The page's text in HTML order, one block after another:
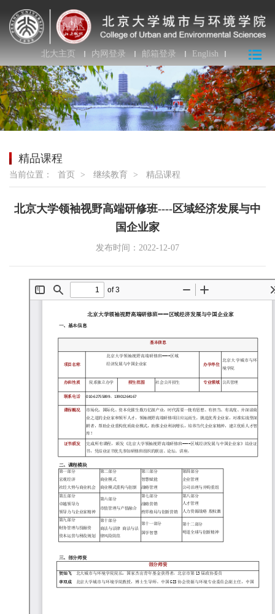
北大主页 内网登录 邮箱登录 English
精品课程
当前位置： 首页 > 继续教育 > 精品课程
北京大学领袖视野高端研修班----区域经济发展与中
国企业家
发布时间：2022-12-07